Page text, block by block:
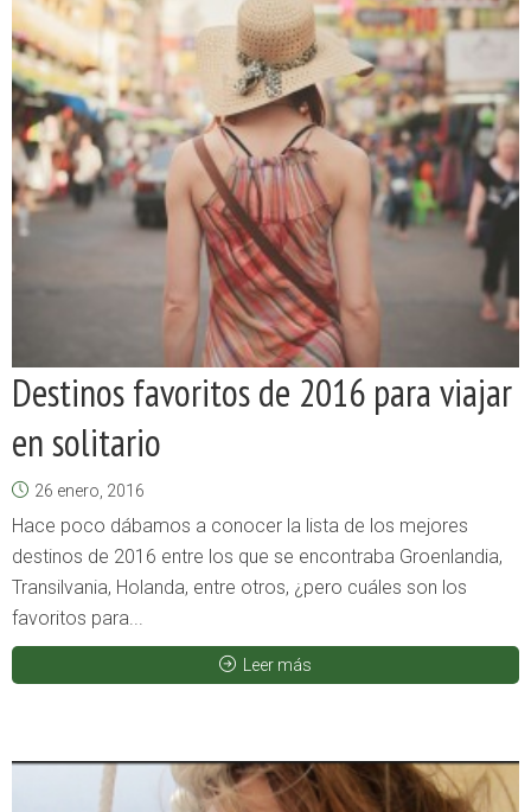
Destinos favoritos de 2016 para viajar
en solitario
26 enero, 2016
Hace poco dábamos a conocer la lista de los mejores
destinos de 2016 entre los que se encontraba Groenlandia,
Transilvania, Holanda, entre otros, ¿pero cuáles son los
favoritos para...
Leer más